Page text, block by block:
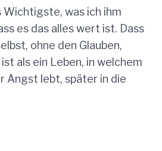
Wichtigste, was ich ihm
es das alles wert ist. Dass
ohne den Glauben,
als ein Leben, in welchem
Angst lebt, später in die